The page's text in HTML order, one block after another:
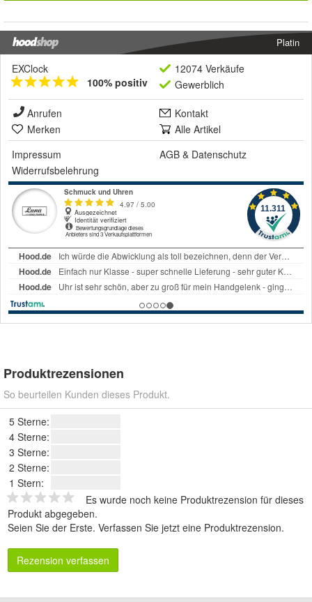
Platin
EXClock
100% positiv
12074 Verkäufe
Gewerblich
Anrufen
Kontakt
Merken
Alle Artikel
Impressum
AGB & Datenschutz
Widerrufsbelehrung
Produktrezensionen
So beurteilen Kunden dieses Produkt.
5 Sterne:
4 Sterne:
3 Sterne:
2 Sterne:
1 Stern:
Es wurde noch keine Produktrezension für dieses
Produkt abgegeben.
Seien Sie der Erste. Verfassen Sie jetzt eine Produktrezension.
Rezension verfassen